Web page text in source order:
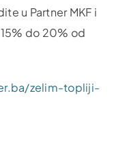
u Partner MKF i
do 20% od
zelim-topliji-